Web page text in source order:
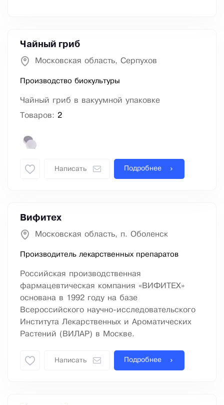
Чайный гриб
Московская область, Серпухов
Производство биокультуры
Чайный гриб в вакуумной упаковке
Товаров: 2
Написать Подробнее
Вифитех
Московская область, п. Оболенск
Производитель лекарственных препаратов
Российская производственная
фармацевтическая компания «ВИФИТЕХ»
основана в 1992 году на базе
Всероссийского научно-исследовательского
Института Лекарственных и Ароматических
Растений (ВИЛАР) в Москве.
Написать Подробнее